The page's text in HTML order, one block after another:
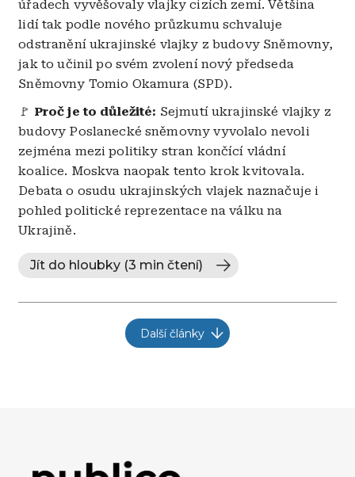
úřadech vyvěšovaly vlajky cizích zemí. Většina
lidí tak podle nového průzkumu schvaluje
odstranění ukrajinské vlajky z budovy Sněmovny,
jak to učinil po svém zvolení nový předseda
Sněmovny Tomio Okamura (SPD).
🚩 Proč je to důležité: Sejmutí ukrajinské vlajky z
budovy Poslanecké sněmovny vyvolalo nevoli
zejména mezi politiky stran končící vládní
koalice. Moskva naopak tento krok kvitovala.
Debata o osudu ukrajinských vlajek naznačuje i
pohled politické reprezentace na válku na
Ukrajině.
Jít do hloubky (3 min čtení)
Další články